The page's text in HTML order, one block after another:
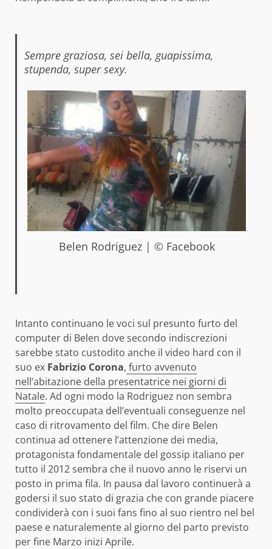
Sempre graziosa, sei bella, guapissima,
stupenda, super sexy.
Belen Rodriguez | © Facebook
Intanto continuano le voci sul presunto furto del
computer di Belen dove secondo indiscrezioni
sarebbe stato custodito anche il video hard con il
suo ex Fabrizio Corona, furto avvenuto
nell’abitazione della presentatrice nei giorni di
Natale. Ad ogni modo la Rodriguez non sembra
molto preoccupata dell’eventuali conseguenze nel
caso di ritrovamento del film. Che dire Belen
continua ad ottenere l’attenzione dei media,
protagonista fondamentale del gossip italiano per
tutto il 2012 sembra che il nuovo anno le riservi un
posto in prima fila. In pausa dal lavoro continuerà a
godersi il suo stato di grazia che con grande piacere
condividerà con i suoi fans fino al suo rientro nel bel
paese e naturalemente al giorno del parto previsto
per fine Marzo inizi Aprile.